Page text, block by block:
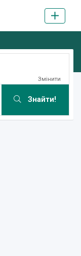
Змінити
Знайти!